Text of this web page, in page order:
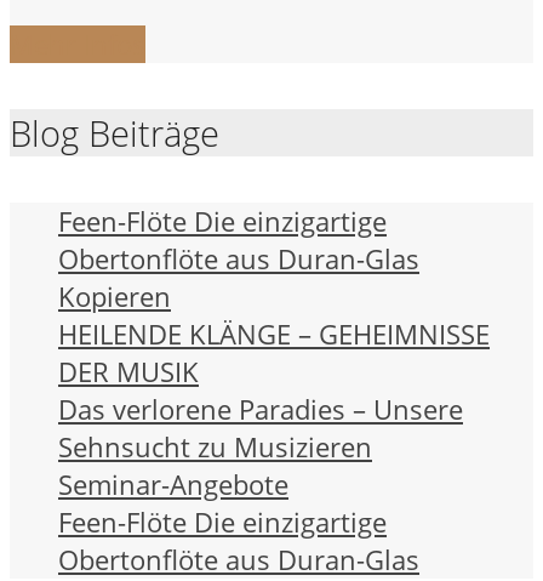
Blog Beiträge
Feen-Flöte Die einzigartige
Obertonflöte aus Duran-Glas
Kopieren
HEILENDE KLÄNGE – GEHEIMNISSE
DER MUSIK
Das verlorene Paradies – Unsere
Sehnsucht zu Musizieren
Seminar-Angebote
Feen-Flöte Die einzigartige
Obertonflöte aus Duran-Glas